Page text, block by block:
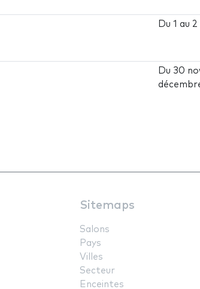
Du1 au 2
Du 30
Sitemaps
Salons
Pays
Villes
Secteur
Enceintes